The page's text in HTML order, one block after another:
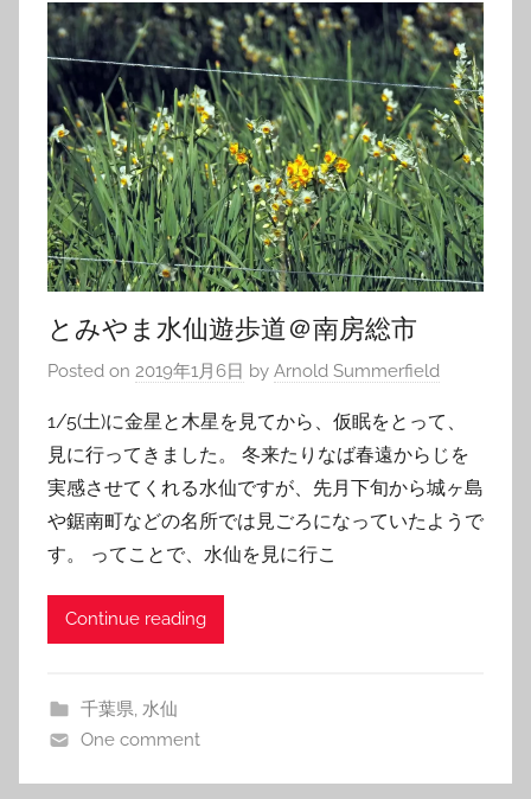
とみやま水仙遊歩道＠南房総市
Posted on 2019年1月6日 by Arnold Summerfield
1/5(土)に金星と木星を見てから、仮眠をとって、
見に行ってきました。 冬来たりなば春遠からじを
実感させてくれる水仙ですが、先月下旬から城ヶ島
や鋸南町などの名所では見ごろになっていたようで
す。 ってことで、水仙を見に行こ
Continue reading
千葉県, 水仙
One comment